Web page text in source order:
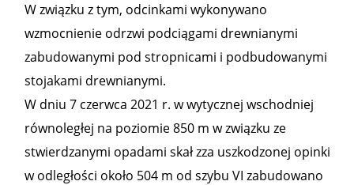
W związku z tym, odcinkami wykonywano
wzmocnienie odrzwi podciągami drewnianymi
zabudowanymi pod stropnicami i podbudowanymi
stojakami drewnianymi.
W dniu 7 czerwca 2021 r. w wytycznej wschodniej
równoległej na poziomie 850 m w związku ze
stwierdzanymi opadami skał zza uszkodzonej opinki
w odległości około 504 m od szybu VI zabudowano